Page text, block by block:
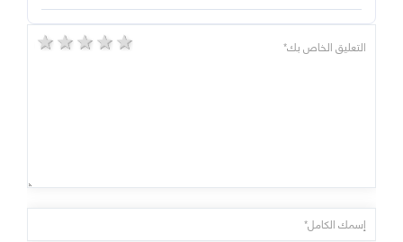
5 stars 4 stars 3 stars 2 stars 1 star